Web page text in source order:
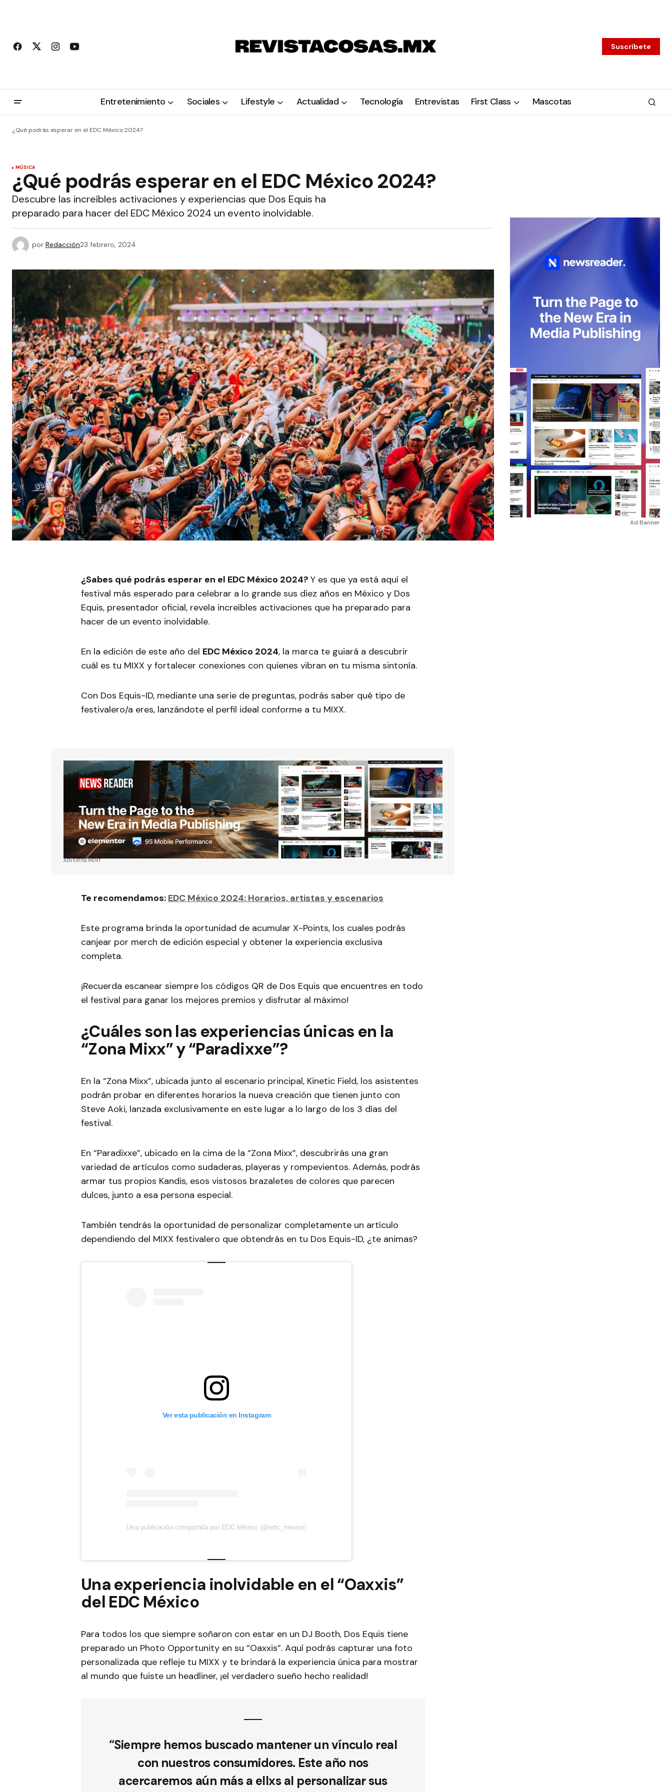
Suscríbete
Entretenimiento Sociales Lifestyle Actualidad Tecnología Entrevistas First Class Mascotas
¿Qué podrás esperar en el EDC México 2024?
MÚSICA
¿Qué podrás esperar en el EDC México 2024?
Descubre las increíbles activaciones y experiencias que Dos Equis ha
preparado para hacer del EDC México 2024 un evento inolvidable.
por Redacción23 febrero, 2024
¿Sabes qué podrás esperar en el EDC México 2024? Y es que ya está aquí el
festival más esperado para celebrar a lo grande sus diez años en México y Dos
Equis, presentador oficial, revela increíbles activaciones que ha preparado para
hacer de un evento inolvidable.
En la edición de este año del EDC México 2024, la marca te guiará a descubrir
cuál es tu MIXX y fortalecer conexiones con quienes vibran en tu misma sintonía.
Con Dos Equis-ID, mediante una serie de preguntas, podrás saber qué tipo de
festivalero/a eres, lanzándote el perfil ideal conforme a tu MIXX.
ADVERTISEMENT
Te recomendamos: EDC México 2024: Horarios, artistas y escenarios
Este programa brinda la oportunidad de acumular X-Points, los cuales podrás
canjear por merch de edición especial y obtener la experiencia exclusiva
completa.
¡Recuerda escanear siempre los códigos QR de Dos Equis que encuentres en todo
el festival para ganar los mejores premios y disfrutar al máximo!
¿Cuáles son las experiencias únicas en la
“Zona Mixx” y “Paradixxe”?
En la “Zona Mixx”, ubicada junto al escenario principal, Kinetic Field, los asistentes
podrán probar en diferentes horarios la nueva creación que tienen junto con
Steve Aoki, lanzada exclusivamente en este lugar a lo largo de los 3 días del
festival.
En “Paradixxe”, ubicado en la cima de la “Zona Mixx”, descubrirás una gran
variedad de artículos como sudaderas, playeras y rompevientos. Además, podrás
armar tus propios Kandis, esos vistosos brazaletes de colores que parecen
dulces, junto a esa persona especial.
También tendrás la oportunidad de personalizar completamente un artículo
dependiendo del MIXX festivalero que obtendrás en tu Dos Equis-ID, ¿te animas?
Ver esta publicación en Instagram
Una publicación compartida por EDC México (@edc_mexico)
Una experiencia inolvidable en el “Oaxxis”
del EDC México
Para todos los que siempre soñaron con estar en un DJ Booth, Dos Equis tiene
preparado un Photo Opportunity en su “Oaxxis”. Aquí podrás capturar una foto
personalizada que refleje tu MIXX y te brindará la experiencia única para mostrar
al mundo que fuiste un headliner, ¡el verdadero sueño hecho realidad!
“Siempre hemos buscado mantener un vínculo real
con nuestros consumidores. Este año nos
acercaremos aún más a ellxs al personalizar sus
Ad Banner